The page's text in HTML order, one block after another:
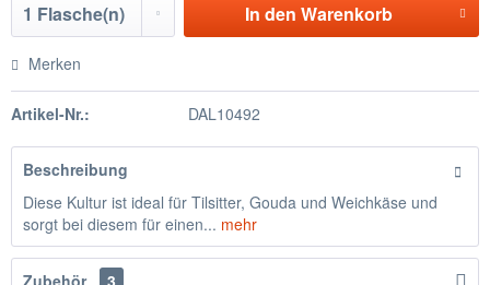
In den Warenkorb
Merken
Artikel-Nr.: DAL10492
Beschreibung
Diese Kultur ist ideal für Tilsitter, Gouda und Weichkäse und
sorgt bei diesem für einen... mehr
Zubehör 3